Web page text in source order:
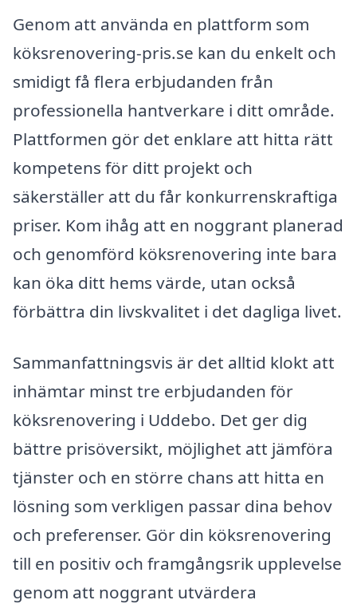
Genom att använda en plattform som
köksrenovering-pris.se kan du enkelt och
smidigt få flera erbjudanden från
professionella hantverkare i ditt område.
Plattformen gör det enklare att hitta rätt
kompetens för ditt projekt och
säkerställer att du får konkurrenskraftiga
priser. Kom ihåg att en noggrant planerad
och genomförd köksrenovering inte bara
kan öka ditt hems värde, utan också
förbättra din livskvalitet i det dagliga livet.
Sammanfattningsvis är det alltid klokt att
inhämtar minst tre erbjudanden för
köksrenovering i Uddebo. Det ger dig
bättre prisöversikt, möjlighet att jämföra
tjänster och en större chans att hitta en
lösning som verkligen passar dina behov
och preferenser. Gör din köksrenovering
till en positiv och framgångsrik upplevelse
genom att noggrant utvärdera